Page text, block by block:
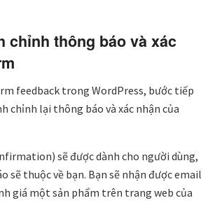
chỉnh thông báo và xác
feedback trong WordPress, bước tiếp
chỉnh lại thông báo và xác nhận của
sẽ được dành cho người dùng,
sẽ thuộc về bạn. Bạn sẽ nhận được email
giá một sản phẩm trên trang web của